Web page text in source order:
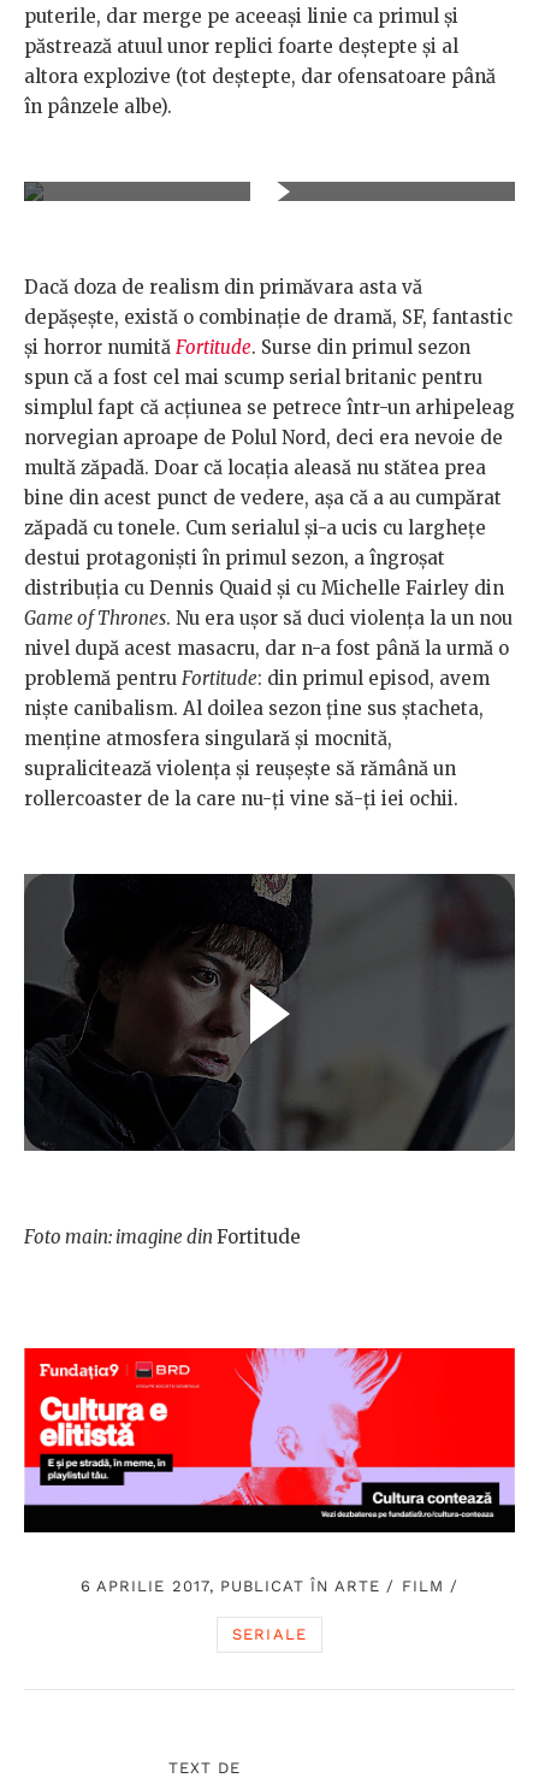
puterile, dar merge pe aceeaşi linie ca primul şi
păstrează atuul unor replici foarte deştepte şi al
altora explozive (tot deştepte, dar ofensatoare până
în pânzele albe).
Dacă doza de realism din primăvara asta vă
depăşeşte, există o combinaţie de dramă, SF, fantastic
şi horror numită Fortitude. Surse din primul sezon
spun că a fost cel mai scump serial britanic pentru
simplul fapt că acţiunea se petrece într-un arhipeleag
norvegian aproape de Polul Nord, deci era nevoie de
multă zăpadă. Doar că locaţia aleasă nu stătea prea
bine din acest punct de vedere, aşa că a au cumpărat
zăpadă cu tonele. Cum serialul şi-a ucis cu largheţe
destui protagonişti în primul sezon, a îngroşat
distribuţia cu Dennis Quaid şi cu Michelle Fairley din
Game of Thrones. Nu era uşor să duci violenţa la un nou
nivel după acest masacru, dar n-a fost până la urmă o
problemă pentru Fortitude: din primul episod, avem
niște canibalism. Al doilea sezon ţine sus ştacheta,
menţine atmosfera singulară şi mocnită,
supralicitează violenţa și reușește să rămână un
rollercoaster de la care nu-ţi vine să-ţi iei ochii.
Foto main: imagine din Fortitude
6 APRILIE 2017, PUBLICAT ÎN ARTE / FILM /
SERIALE
TEXT DE